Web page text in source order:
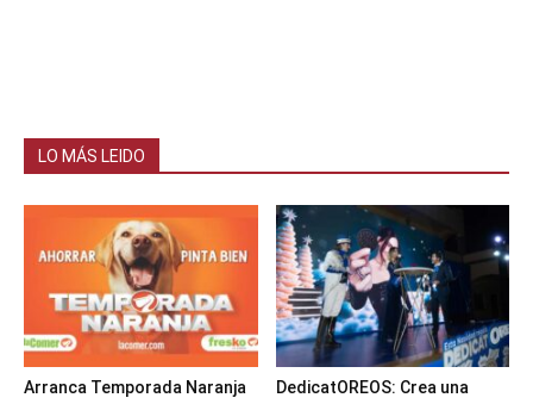
LO MÁS LEIDO
Arranca Temporada Naranja
DedicatOREOS: Crea una